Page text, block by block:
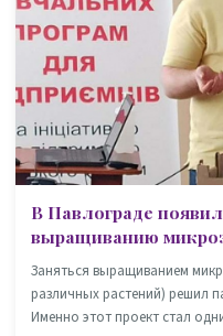
В Павлограде
выращиванию
Заняться выращиванием
различных растений) решил
Именно этот проект стал